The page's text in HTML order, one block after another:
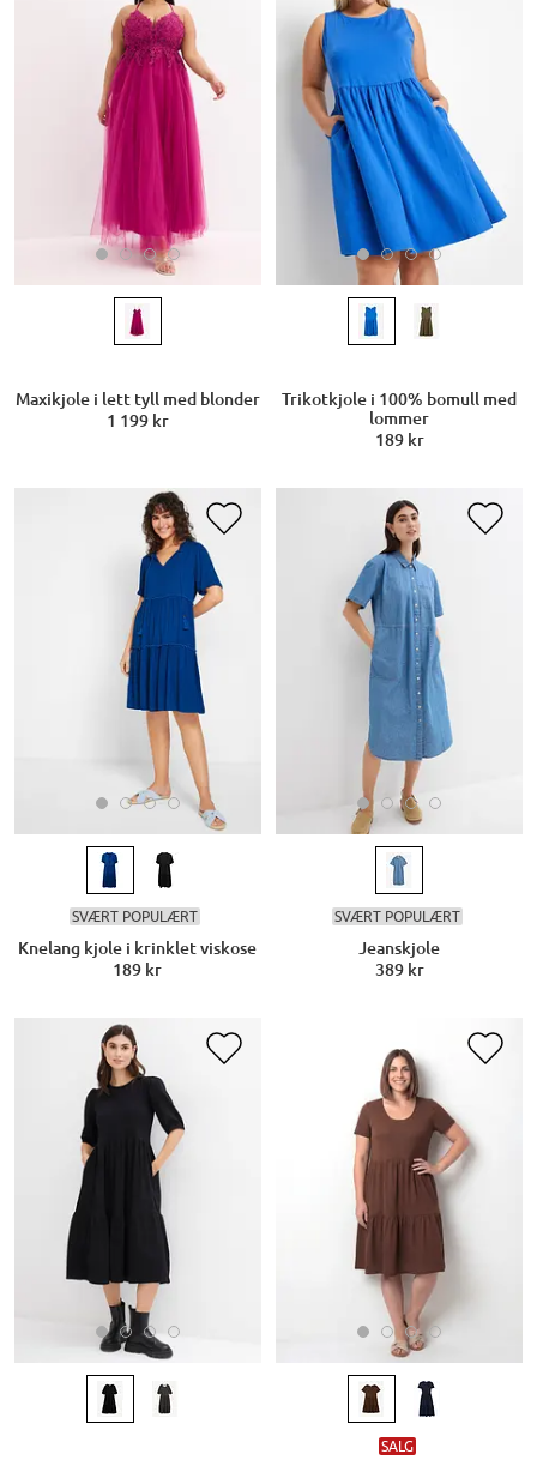
Maxikjole i lett tyll med blonder
1 199 kr
Trikotkjole i 100% bomull med
lommer
189 kr
SVÆRT POPULÆRT
Knelang kjole i krinklet viskose
189 kr
SVÆRT POPULÆRT
Jeanskjole
389 kr
SALG